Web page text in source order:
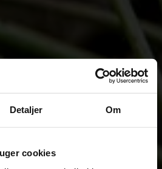
Detaljer Om
cookies